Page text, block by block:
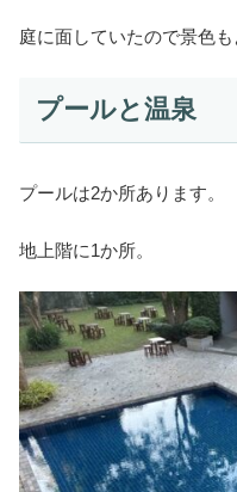
庭に面していたので景色も
プールと温泉
プールは2か所あります。
地上階に1か所。